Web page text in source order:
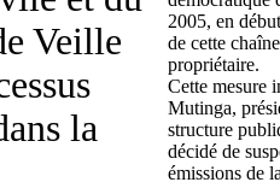
Veille
la
2005, en
de cette
propriétaire.
Cette mesure
Mutinga,
structure
décidé de
émissions de